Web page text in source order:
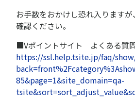
お手数をおかけし恐れ入ります
確認ください。
■Vポイントサイト よくある質
https://ssl.help.tsite.jp/faq/
85&page=1&site_domain=qa-